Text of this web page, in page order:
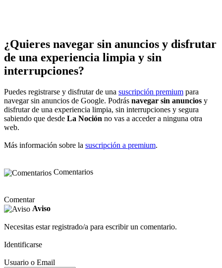
¿Quieres navegar sin anuncios y disfrutar
de una experiencia limpia y sin
interrupciones?
Puedes registrarse y disfrutar de una suscripción premium para
navegar sin anuncios de Google. Podrás navegar sin anuncios y
disfrutar de una experiencia limpia, sin interrupciones y segura
sabiendo que desde La Noción no vas a acceder a ninguna otra
web.
Más información sobre la suscripción a premium.
Comentarios
Comentar
Aviso
Necesitas estar registrado/a para escribir un comentario.
Identificarse
Usuario o Email